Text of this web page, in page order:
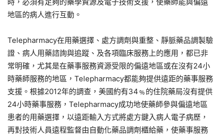
地區的病人進行互動。
Telepharmacy在用藥選擇、處方調劑與重整、靜脈藥品調製驗
證、病人用藥諮詢與追蹤、及各項臨床服務上的應用，都已非
常明確，尤其是在藥事服務資源受限的偏遠地區或在沒有24小
時藥師服務的地區，Telepharmacy都能夠提供遠距的藥事服務
支援。根據2012年的調查，美國約有34﹪的住院藥局沒有提供
24小時藥事服務，Telepharmacy成功地使藥師參與偏遠地區
患者的用藥選擇，以遠距輸入方式將處方鍵入病人電子病歷，
再對技術人員遠程監督由自動化藥品調劑櫃給藥，使藥事服務